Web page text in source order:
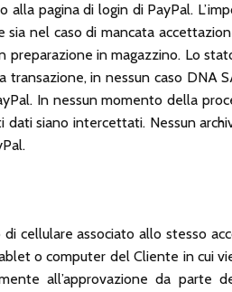
pagina di login di PayPal.
nel caso di mancata
in magazzino. Lo
transazione, in nessun caso DNA
In nessun momento della
siano intercettati. Nessun
cellulare associato allo stesso
o computer del Cliente in cui
all’approvazione da parte